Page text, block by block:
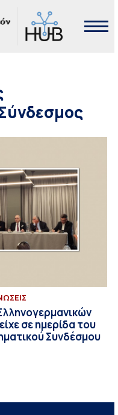
σε ημερίδα του
Συνδέσμου